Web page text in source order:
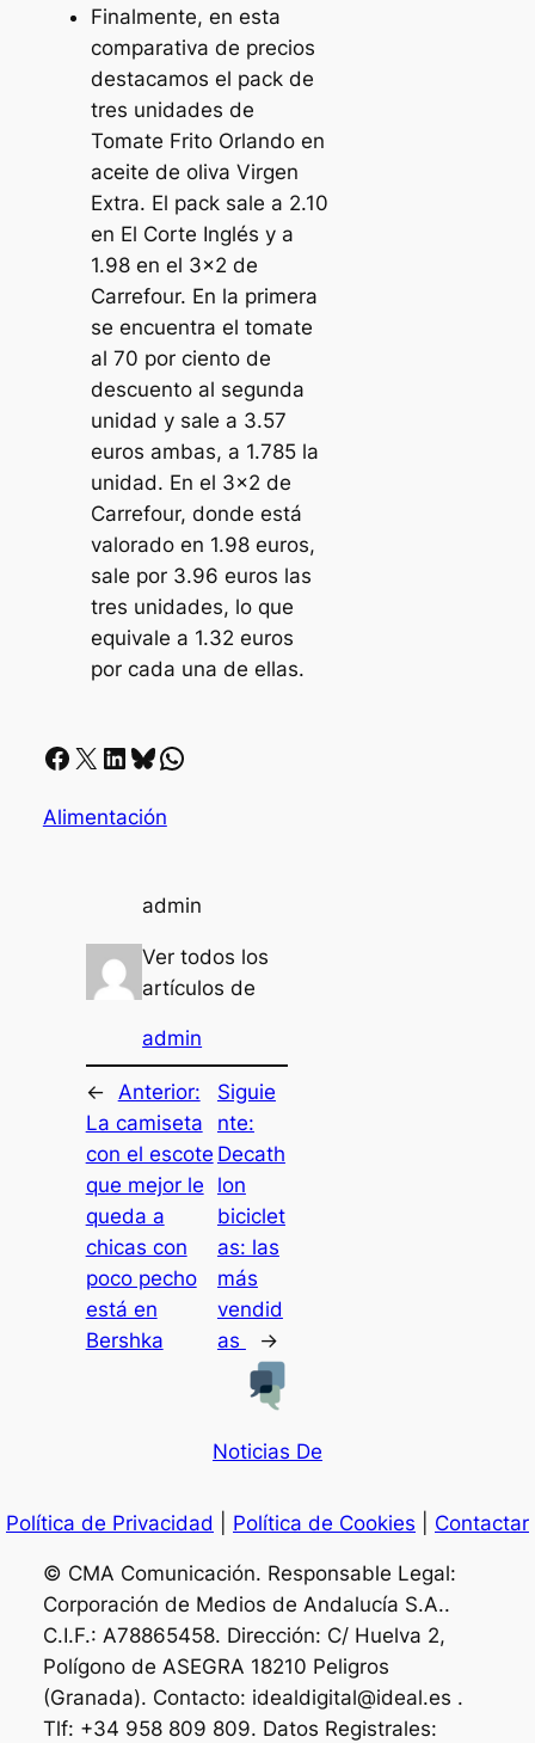
Finalmente, en esta
comparativa de precios
destacamos el pack de
tres unidades de
Tomate Frito Orlando en
aceite de oliva Virgen
Extra. El pack sale a 2.10
en El Corte Inglés y a
1.98 en el 3×2 de
Carrefour. En la primera
se encuentra el tomate
al 70 por ciento de
descuento al segunda
unidad y sale a 3.57
euros ambas, a 1.785 la
unidad. En el 3×2 de
Carrefour, donde está
valorado en 1.98 euros,
sale por 3.96 euros las
tres unidades, lo que
equivale a 1.32 euros
por cada una de ellas.
Facebook X LinkedIn Bluesky Whatsapp
Alimentación
admin
Ver todos los
artículos de
admin
← Anterior:
La camiseta
con el escote
que mejor le
queda a
chicas con
poco pecho
está en
Bershka
Siguie
nte:
Decath
lon
biciclet
as: las
más
vendid
as
→
Noticias De
Política de Privacidad Política de Cookies Contactar
© CMA Comunicación. Responsable Legal:
Corporación de Medios de Andalucía S.A..
C.I.F.: A78865458. Dirección: C/ Huelva 2,
Polígono de ASEGRA 18210 Peligros
(Granada). Contacto: idealdigital@ideal.es .
Tlf: +34 958 809 809. Datos Registrales: